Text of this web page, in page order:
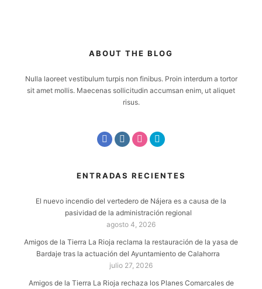
ABOUT THE BLOG
Nulla laoreet vestibulum turpis non finibus. Proin interdum a tortor
sit amet mollis. Maecenas sollicitudin accumsan enim, ut aliquet
risus.
ENTRADAS RECIENTES
El nuevo incendio del vertedero de Nájera es a causa de la
pasividad de la administración regional
agosto 4, 2026
Amigos de la Tierra La Rioja reclama la restauración de la yasa de
Bardaje tras la actuación del Ayuntamiento de Calahorra
julio 27, 2026
Amigos de la Tierra La Rioja rechaza los Planes Comarcales de